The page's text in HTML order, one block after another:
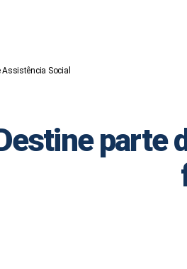
Assistência Social
parte